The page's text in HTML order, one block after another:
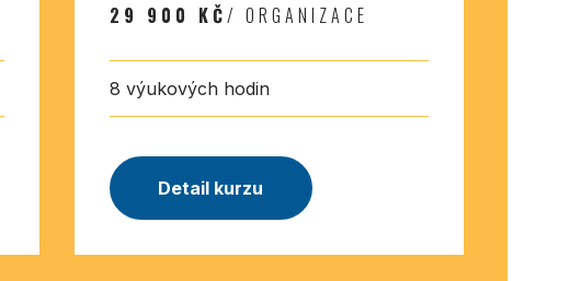
29 900 KČ/ ORGANIZACE
8 výukových hodin
Detail kurzu